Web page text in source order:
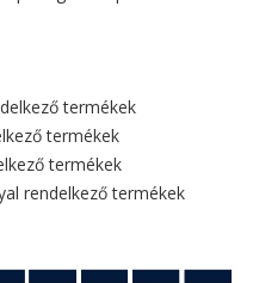
termékek
termékek
termékek
rendelkező termékek